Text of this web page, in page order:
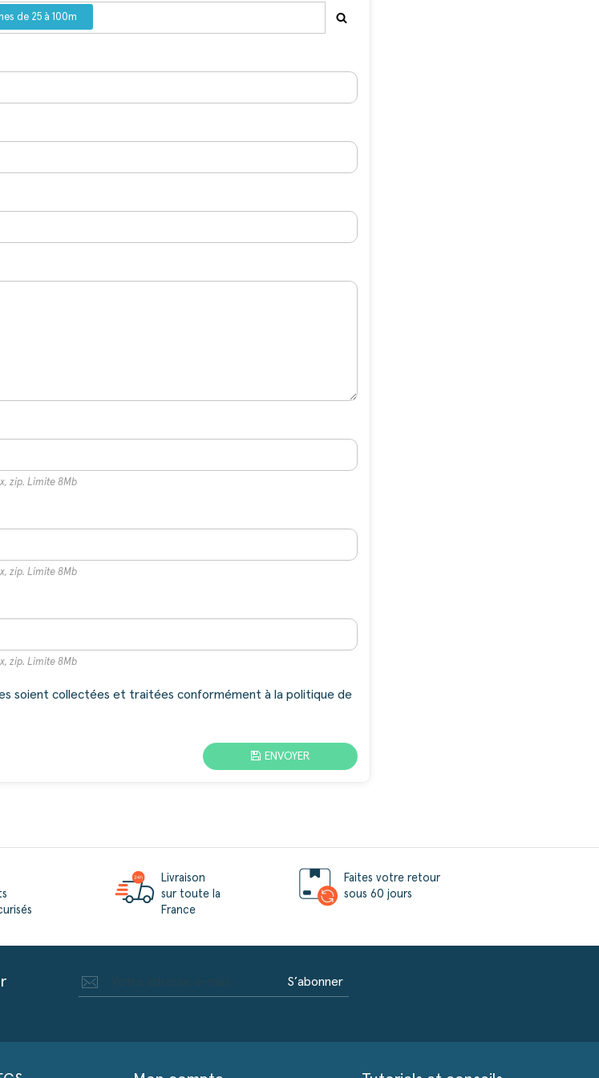
de 25 à 100m
zip. Limite 8Mb
zip. Limite 8Mb
zip. Limite 8Mb
soient collectées et traitées conformément à la politique de
ENVOYER
Livraison
sur toute la
France
Faites votre retour
sous 60 jours
S’abonner